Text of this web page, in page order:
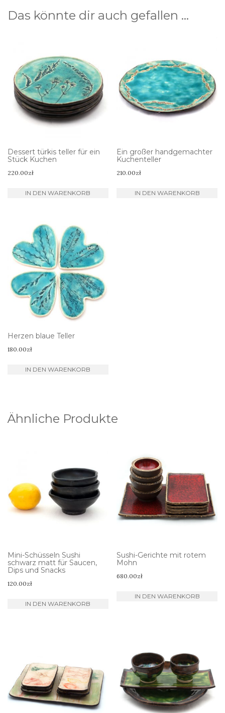
Das könnte dir auch gefallen …
Dessert türkis teller für ein
Stück Kuchen
220.00zł
IN DEN WARENKORB
Ein großer handgemachter
Kuchenteller
210.00zł
IN DEN WARENKORB
Herzen blaue Teller
180.00zł
IN DEN WARENKORB
Ähnliche Produkte
Mini-Schüsseln Sushi
schwarz matt für Saucen,
Dips und Snacks
120.00zł
IN DEN WARENKORB
Sushi-Gerichte mit rotem
Mohn
680.00zł
IN DEN WARENKORB